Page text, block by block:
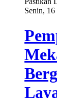
Senin,